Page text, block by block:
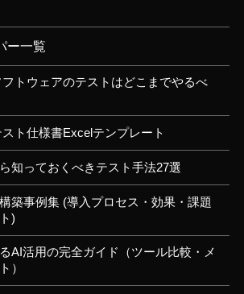
ー一覧
フトウェアのテストはどこまでやるべ
スト仕様書Excelテンプレート
知っておくべきテスト手法27選
築事例集 (導入プロセス・効果・課題
)
AI活用の完全ガイド（ツール比較・メ
）